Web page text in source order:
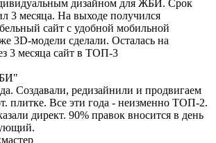
дизайном для ЖБИ. Срок
3 месяца. На выходе получился
сайт с удобной мобильной
3D-модели сделали. Осталась на
3 месяца сайт в ТОП-3
Создавали, редизайнили и продвигаем
плитке. Все эти года - неизменно ТОП-2.
директ. 90% правок вносится в день